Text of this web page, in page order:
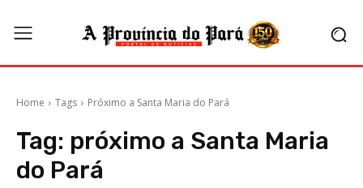
Home Tags Próximo a Santa Maria do Pará
Tag: próximo a Santa Maria
do Pará